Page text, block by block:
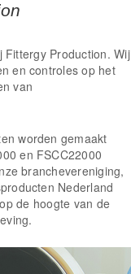
Fittergy Production. Wij
en controles op het
van
worden gemaakt
en FSCC22000
branchevereniging,
Nederland
de hoogte van de